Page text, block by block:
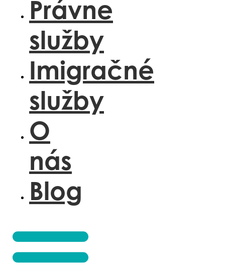
Právne
služby
Imigračné
služby
O
nás
Blog